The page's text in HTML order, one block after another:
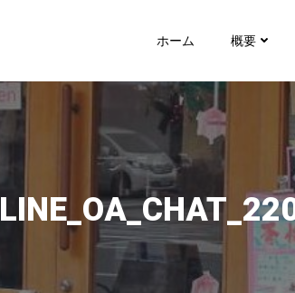
ホーム 概要